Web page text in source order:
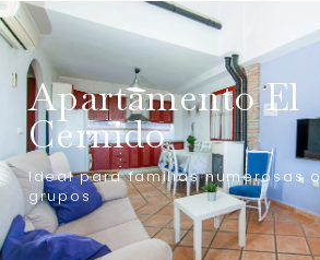
Apartamento El
Cernido
Ideal para familias numerosas o
grupos